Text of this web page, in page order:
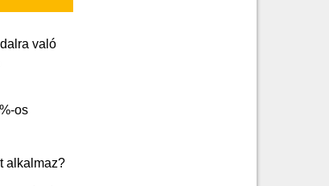
való
os
alkalmaz?